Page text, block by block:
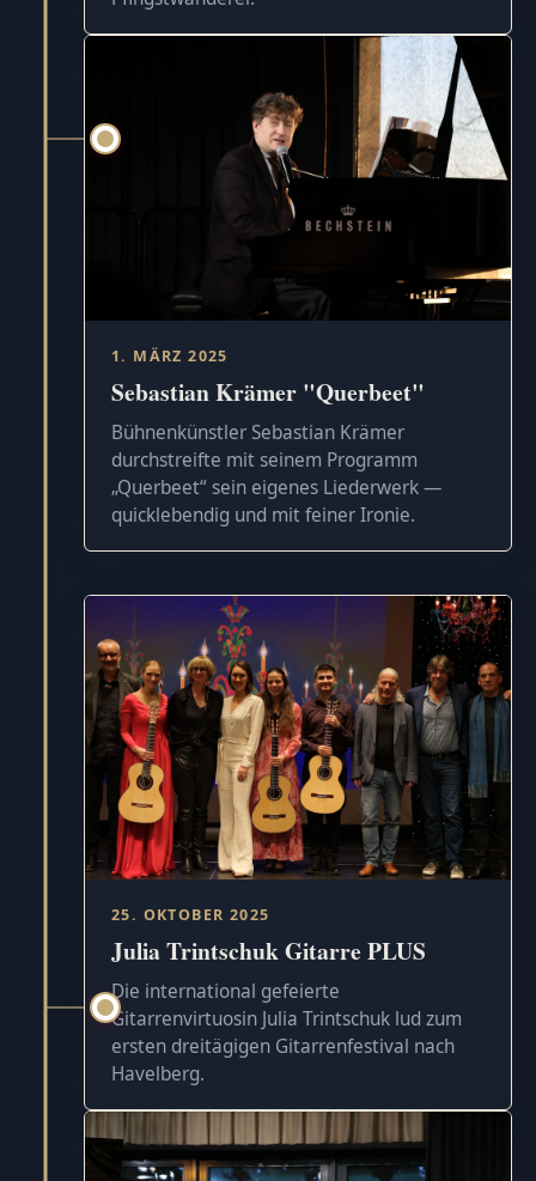
1. MÄRZ 2025
Sebastian Krämer "Querbeet"
Bühnenkünstler Sebastian Krämer
durchstreifte mit seinem Programm
„Querbeet“ sein eigenes Liederwerk —
quicklebendig und mit feiner Ironie.
25. OKTOBER 2025
Julia Trintschuk Gitarre PLUS
Die international gefeierte
Gitarrenvirtuosin Julia Trintschuk lud zum
ersten dreitägigen Gitarrenfestival nach
Havelberg.